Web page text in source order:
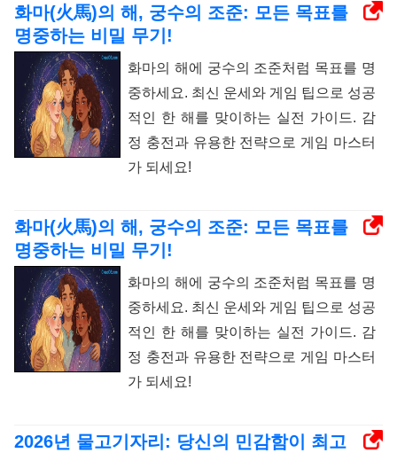
화마(火馬)의 해, 궁수의 조준: 모든 목표를
명중하는 비밀 무기!
화마의 해에 궁수의 조준처럼 목표를 명
중하세요. 최신 운세와 게임 팁으로 성공
적인 한 해를 맞이하는 실전 가이드. 감
정 충전과 유용한 전략으로 게임 마스터
가 되세요!
화마(火馬)의 해, 궁수의 조준: 모든 목표를
명중하는 비밀 무기!
화마의 해에 궁수의 조준처럼 목표를 명
중하세요. 최신 운세와 게임 팁으로 성공
적인 한 해를 맞이하는 실전 가이드. 감
정 충전과 유용한 전략으로 게임 마스터
가 되세요!
2026년 물고기자리: 당신의 민감함이 최고